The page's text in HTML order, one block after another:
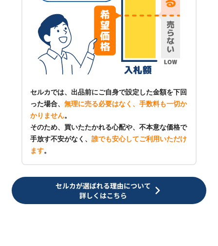
セルカでは、出品前にご自身で設定した金額を下回
った場合、 無理に売る必要はなく、手数料も一切か
かりません。
そのため、買いたたかれる心配や、不本意な価格で
手放す不安がなく、 誰でも安心してご利用いただけ
ます。
セルカが選ばれる理由について
詳しくはこちら